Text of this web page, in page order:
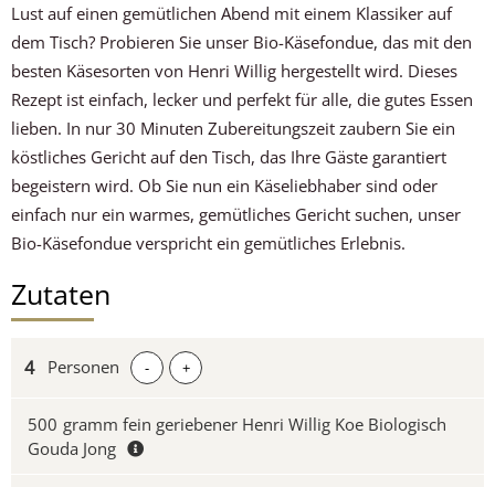
Lust auf einen gemütlichen Abend mit einem Klassiker auf
dem Tisch? Probieren Sie unser Bio-Käsefondue, das mit den
besten Käsesorten von Henri Willig hergestellt wird. Dieses
Rezept ist einfach, lecker und perfekt für alle, die gutes Essen
lieben. In nur 30 Minuten Zubereitungszeit zaubern Sie ein
köstliches Gericht auf den Tisch, das Ihre Gäste garantiert
begeistern wird. Ob Sie nun ein Käseliebhaber sind oder
einfach nur ein warmes, gemütliches Gericht suchen, unser
Bio-Käsefondue verspricht ein gemütliches Erlebnis.
Zutaten
Personen - +
500 gramm fein geriebener Henri Willig Koe Biologisch
Gouda Jong